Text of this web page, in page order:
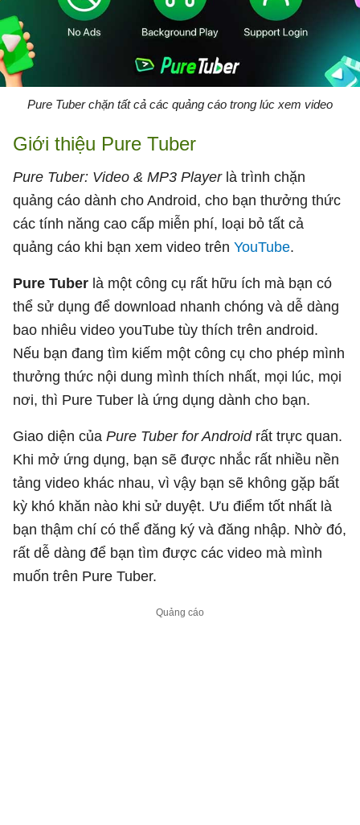
Pure Tuber chặn tất cả các quảng cáo trong lúc xem video
Giới thiệu Pure Tuber
Pure Tuber: Video & MP3 Playerlà trình chặn
quảng cáo dành cho Android, cho bạn thưởng thức
các tính năng cao cấp miễn phí, loại bỏ tất cả
quảng cáo khi bạn xem video trên YouTube.
Pure Tuber là một công cụ rất hữu ích mà bạn có
thể sử dụng để download nhanh chóng và dễ dàng
bao nhiêu video youTube tùy thích trên android.
Nếu bạn đang tìm kiếm một công cụ cho phép mình
thưởng thức nội dung mình thích nhất, mọi lúc, mọi
nơi, thì Pure Tuber là ứng dụng dành cho bạn.
Giao diện của Pure Tuber for Android rất trực quan.
Khi mở ứng dụng, bạn sẽ được nhắc rất nhiều nền
tảng video khác nhau, vì vậy bạn sẽ không gặp bất
kỳ khó khăn nào khi sử duyệt. Ưu điểm tốt nhất là
bạn thậm chí có thể đăng ký và đăng nhập. Nhờ đó,
rất dễ dàng để bạn tìm được các video mà mình
muốn trên Pure Tuber.